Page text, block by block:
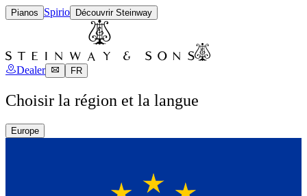
Pianos Spirio Découvrir Steinway
Dealer FR
Choisir la région et la langue
Europe